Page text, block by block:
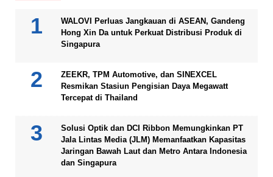
WALOVI Perluas Jangkauan di ASEAN, Gandeng
Hong Xin Da untuk Perkuat Distribusi Produk di
Singapura
ZEEKR, TPM Automotive, dan SINEXCEL
Resmikan Stasiun Pengisian Daya Megawatt
Tercepat di Thailand
Solusi Optik dan DCI Ribbon Memungkinkan PT
Jala Lintas Media (JLM) Memanfaatkan Kapasitas
Jaringan Bawah Laut dan Metro Antara Indonesia
dan Singapura